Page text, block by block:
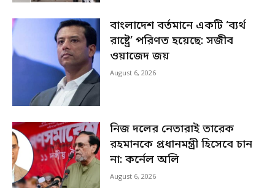
বাংলাদেশ বর্তমানে একটি ‘ব্যর্থ
রাষ্ট্রে’ পরিণত হয়েছে: সজীব
ওয়াজেদ জয়
August 6, 2026
নিজ দলের নেতারাই তারেক
রহমানকে প্রধানমন্ত্রী হিসেবে চান
না: কর্নেল অলি
August 6, 2026